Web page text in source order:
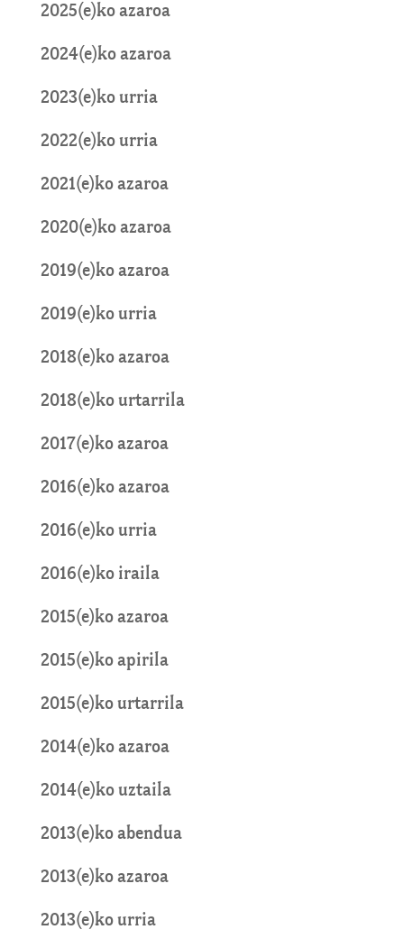
2025(e)ko azaroa
2024(e)ko azaroa
2023(e)ko urria
2022(e)ko urria
2021(e)ko azaroa
2020(e)ko azaroa
2019(e)ko azaroa
2019(e)ko urria
2018(e)ko azaroa
2018(e)ko urtarrila
2017(e)ko azaroa
2016(e)ko azaroa
2016(e)ko urria
2016(e)ko iraila
2015(e)ko azaroa
2015(e)ko apirila
2015(e)ko urtarrila
2014(e)ko azaroa
2014(e)ko uztaila
2013(e)ko abendua
2013(e)ko azaroa
2013(e)ko urria